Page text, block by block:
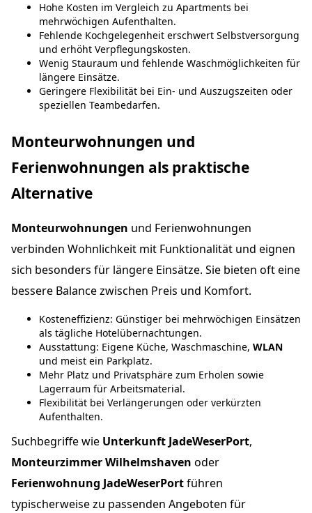
Hohe Kosten im Vergleich zu Apartments bei
mehrwöchigen Aufenthalten.
Fehlende Kochgelegenheit erschwert Selbstversorgung
und erhöht Verpflegungskosten.
Wenig Stauraum und fehlende Waschmöglichkeiten für
längere Einsätze.
Geringere Flexibilität bei Ein- und Auszugszeiten oder
speziellen Teambedarfen.
Monteurwohnungen und
Ferienwohnungen als praktische
Alternative
Monteurwohnungen und Ferienwohnungen
verbinden Wohnlichkeit mit Funktionalität und eignen
sich besonders für längere Einsätze. Sie bieten oft eine
bessere Balance zwischen Preis und Komfort.
Kosteneffizienz: Günstiger bei mehrwöchigen Einsätzen
als tägliche Hotelübernachtungen.
Ausstattung: Eigene Küche, Waschmaschine, WLAN
und meist ein Parkplatz.
Mehr Platz und Privatsphäre zum Erholen sowie
Lagerraum für Arbeitsmaterial.
Flexibilität bei Verlängerungen oder verkürzten
Aufenthalten.
Suchbegriffe wie Unterkunft JadeWeserPort,
Monteurzimmer Wilhelmshaven oder
Ferienwohnung JadeWeserPortführen
typischerweise zu passenden Angeboten für